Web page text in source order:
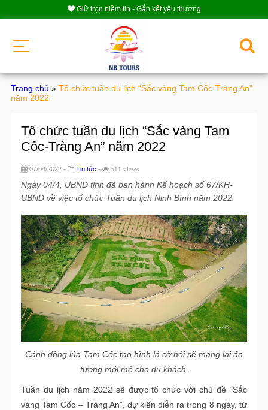
Giữ trọn niềm tin - Gắn kết yêu thương
Trang chủ » Tổ chức tuần du lịch “Sắc vàng Tam Cốc-Tràng An”
năm 2022
Tổ chức tuần du lịch “Sắc vàng Tam
Cốc-Tràng An” năm 2022
07/04/2022 - Tin tức - 511 views
Ngày 04/4, UBND tỉnh đã ban hành Kế hoạch số 67/KH-
UBND về việc tổ chức Tuần du lịch Ninh Bình năm 2022.
Cánh đồng lúa Tam Cốc tạo hình lá cờ hội sẽ mang lại ấn
tượng mới mẻ cho du khách.
Tuần du lịch năm 2022 sẽ được tổ chức với chủ đề “Sắc
vàng Tam Cốc – Tràng An”, dự kiến diễn ra trong 8 ngày, từ